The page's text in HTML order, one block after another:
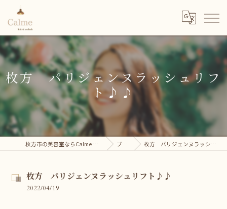
枚方 パリジェンヌラッシュリフ
ト♪♪
枚方市の美容室ならCalme hair＆eyelash ブログ 枚方 パリジェンヌラッシュリフト♪♪
枚方 パリジェンヌラッシュリフト♪♪
2022/04/19